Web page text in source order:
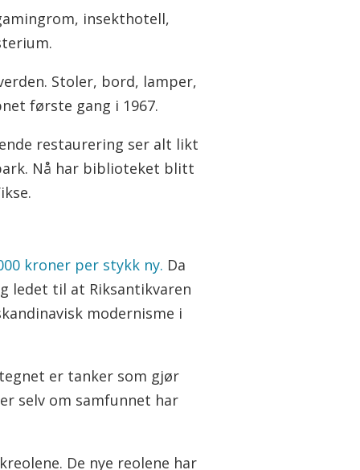
insekthotell,
Stoler, bord, lamper,
første gang i 1967.
restaurering ser alt likt
Nå har biblioteket blitt
kroner per stykk ny. Da
ledet til at Riksantikvaren
modernisme i
er tanker som gjør
selv om samfunnet har
De nye reolene har